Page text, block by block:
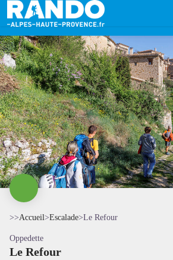
Le Refour
Escalade au Refour d'Oppedette -
>>Accueil>Escalade>Le Refour
Oppedette
Le Refour